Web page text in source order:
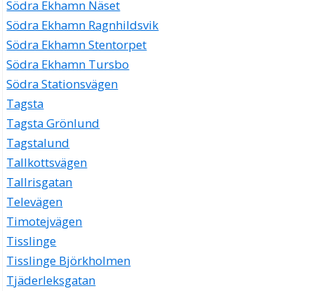
Södra Ekhamn Näset
Södra Ekhamn Ragnhildsvik
Södra Ekhamn Stentorpet
Södra Ekhamn Tursbo
Södra Stationsvägen
Tagsta
Tagsta Grönlund
Tagstalund
Tallkottsvägen
Tallrisgatan
Televägen
Timotejvägen
Tisslinge
Tisslinge Björkholmen
Tjäderleksgatan